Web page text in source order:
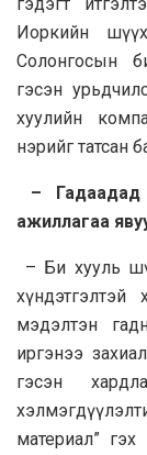
Иоркийн
Солонгосын
гэсэн
хуулийн
нэрийг татсан
– Гадаадад
ажиллагаа
– Би хууль
хүндэтгэлтэй
мэдэлтэн
иргэнээ
гэсэн
материал”